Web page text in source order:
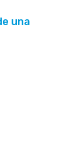
una